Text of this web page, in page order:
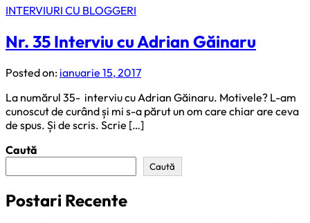
INTERVIURI CU BLOGGERI
Nr. 35 Interviu cu Adrian Găinaru
Posted on: ianuarie 15, 2017
La numărul 35- interviu cu Adrian Găinaru. Motivele? L-am
cunoscut de curând și mi s-a părut un om care chiar are ceva
de spus. Și de scris. Scrie […]
Caută
Caută
Postari Recente